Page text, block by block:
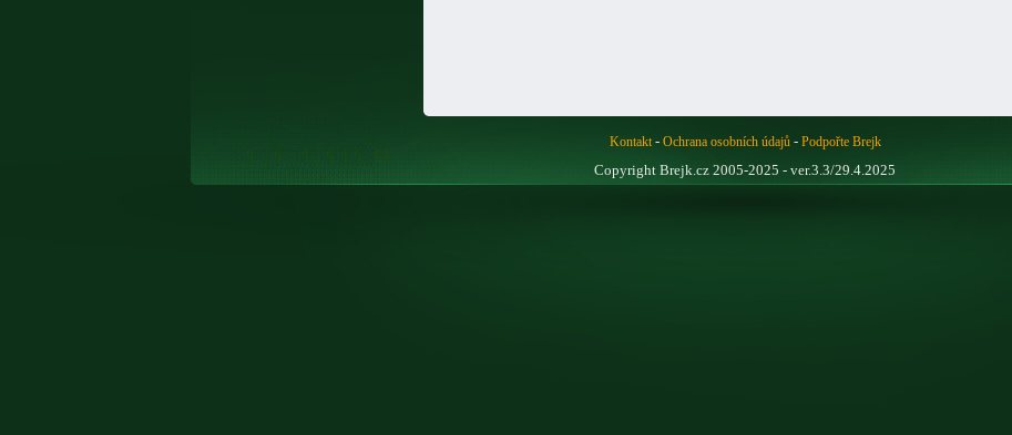
Kontakt- Ochrana osobních údajů- Podpořte Brejk
Copyright Brejk.cz 2005-2025 - ver.3.3/29.4.2025